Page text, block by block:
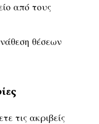
από τους
θέσεων
τις ακριβείς